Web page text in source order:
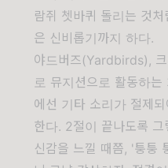
람쥐 쳇바퀴 돌리는 것
은 신비롭기까지 하다.
야드버즈(Yardbirds),
로 뮤지션으로 활동하
에선 기타 소리가 절제
한다. 2절이 끝나도록
신감을 느낄 때쯤, '퉁퉁